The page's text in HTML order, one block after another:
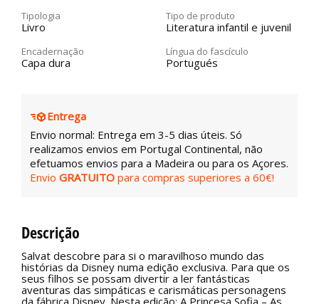
Tipologia
Livro
Tipo de produto
Literatura infantil e juvenil
Encadernação
Capa dura
Língua do fascículo
Portugués
Entrega
Envio normal: Entrega em 3-5 dias úteis. Só
realizamos envios em Portugal Continental, não
efetuamos envios para a Madeira ou para os Açores.
Envio GRATUITO para compras superiores a 60€!
Descrição
Salvat descobre para si o maravilhoso mundo das
histórias da Disney numa edição exclusiva. Para que os
seus filhos se possam divertir a ler fantásticas
aventuras das simpáticas e carismáticas personagens